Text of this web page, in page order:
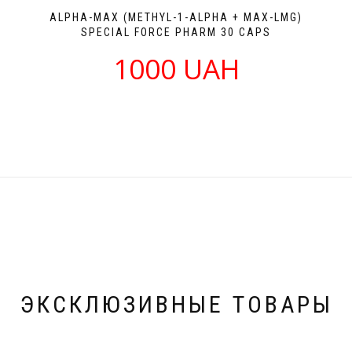
ALPHA-MAX (METHYL-1-ALPHA + MAX-LMG)
SPECIAL FORCE PHARM 30 CAPS
1000 UAH
ЭКСКЛЮЗИВНЫЕ ТОВАРЫ